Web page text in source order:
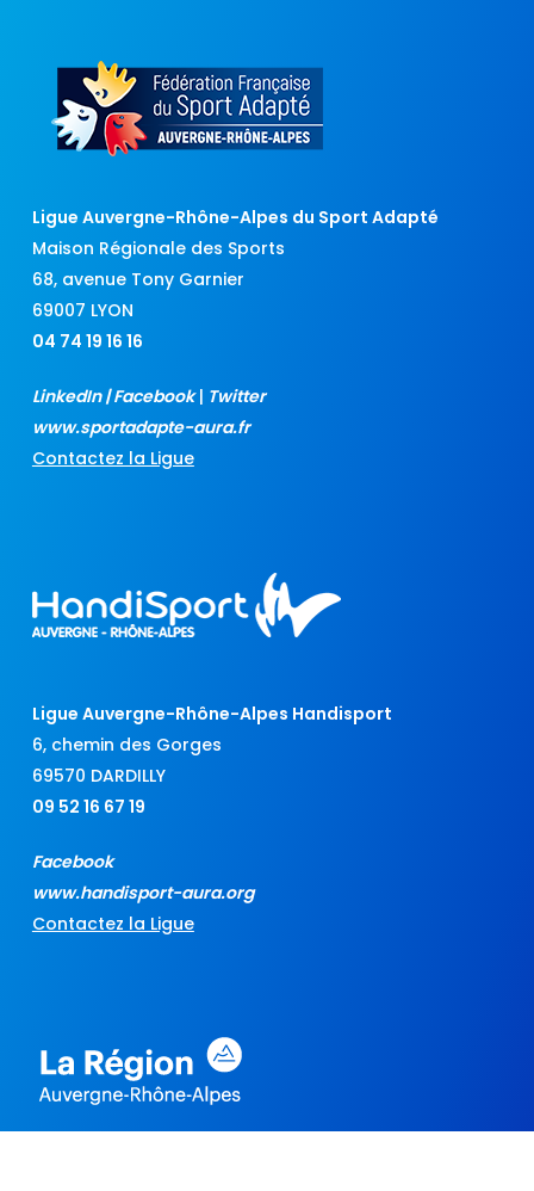
Ligue Auvergne-Rhône-Alpes du Sport Adapté
Maison Régionale des Sports
68, avenue Tony Garnier
69007 LYON
04 74 19 16 16
LinkedIn|Facebook| Twitter
www.sportadapte-aura.fr
Contactez la Ligue
Ligue Auvergne-Rhône-Alpes Handisport
6, chemin des Gorges
69570 DARDILLY
09 52 16 67 19
Facebook
www.handisport-aura.org
Contactez la Ligue